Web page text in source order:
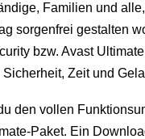
Familien und
sorgenfrei gestalten
bzw. Avast
Sicherheit, Zeit und
den vollen
Paket. Ein